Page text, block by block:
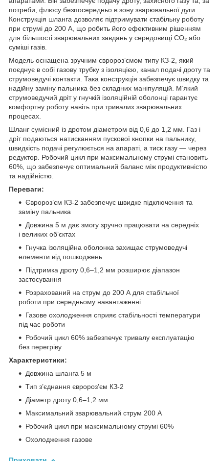
потреби, флюсу безпосередньо в зону зварювальної дуги.
Конструкція шланга дозволяє підтримувати стабільну роботу
при струмі до 200 А, що робить його ефективним рішенням
для більшості зварювальних завдань у середовищі CO₂ або
суміші газів.
Модель оснащена зручним євророз’ємом типу КЗ-2, який
поєднує в собі газову трубку з ізоляцією, канал подачі дроту та
струмоведучі контакти. Така конструкція забезпечує швидку та
надійну заміну пальника без складних маніпуляцій. М’який
струмоведучий дріт у гнучкій ізоляційній оболонці гарантує
комфортну роботу навіть при тривалих зварювальних
процесах.
Шланг сумісний із дротом діаметром від 0,6 до 1,2 мм. Газ і
дріт подаються натисканням пускової кнопки на пальнику,
швидкість подачі регулюється на апараті, а тиск газу — через
редуктор. Робочий цикл при максимальному струмі становить
60%, що забезпечує оптимальний баланс між продуктивністю
та надійністю.
Переваги:
Євророз’єм КЗ-2 забезпечує швидке підключення та
заміну пальника
Довжина 5 м дає змогу зручно працювати на середніх
і великих об’єктах
Гнучка ізоляційна оболонка захищає струмоведучі
елементи від пошкоджень
Підтримка дроту 0,6–1,2 мм розширює діапазон
застосування
Розрахований на струм до 200 А для стабільної
роботи при середньому навантаженні
Газове охолодження сприяє стабільності температури
під час роботи
Робочий цикл 60% забезпечує тривалу експлуатацію
без перегріву
Характеристики:
Довжина шланга 5 м
Тип з’єднання євророз’єм КЗ-2
Діаметр дроту 0,6–1,2 мм
Максимальний зварювальний струм 200 А
Робочий цикл при максимальному струмі 60%
Охолодження газове